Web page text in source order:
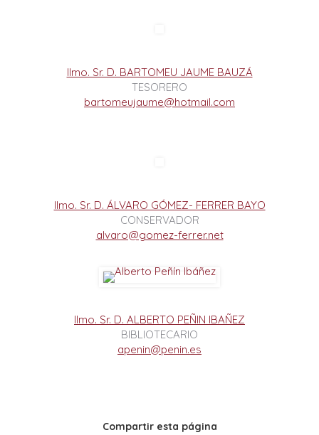
Ilmo. Sr. D. BARTOMEU JAUME BAUZÁ
TESORERO
bartomeujaume@hotmail.com
Ilmo. Sr. D. ÁLVARO GÓMEZ- FERRER BAYO
CONSERVADOR
alvaro@gomez-ferrer.net
Ilmo. Sr. D. ALBERTO PEÑIN IBAÑEZ
BIBLIOTECARIO
apenin@penin.es
Compartir esta página